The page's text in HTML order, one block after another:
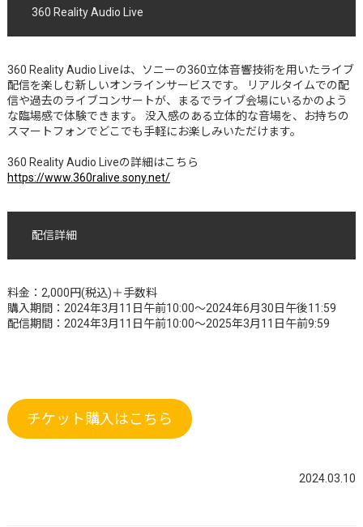
360 Reality Audio Live
360 Reality Audio Liveは、ソニーの360立体音響技術を用いたライブ
配信を楽しむ新しいオンラインサービスです。 リアルタイムでの配
信や過去のライブコンサートが、まるでライブ会場にいるかのよう
な臨場感で体験できます。 没入感のある立体的な音場を、お持ちの
スマートフォンでどこでも手軽にお楽しみいただけます。
360 Reality Audio Liveの詳細はこちら
https://www.360ralive.sony.net/
配信詳細
料金：2,000円(税込)＋手数料
購入期間：2024年3月11日午前10:00～2024年6月30日午後11:59
配信期間：2024年3月11日午前10:00〜2025年3月11日午前9:59
チケット購入はこちら
2024.03.10